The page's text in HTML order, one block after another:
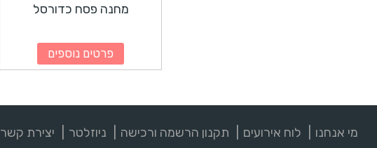
מחנה פסח כדורסל
פרטים נוספים
מי אנחנו לוח אירועים תקנון הרשמה ורכישה ניוזלטר יצירת קשר